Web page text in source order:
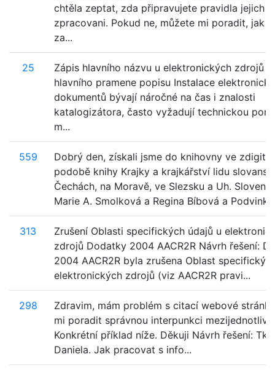
chtěla zeptat, zda připravujete pravidla jejich
zpracovani. Pokud ne, můžete mi poradit, jak
za...
25
Zápis hlavního názvu u elektronických zdrojů -
hlavního pramene popisu Instalace
dokumentů bývají náročné na čas i znalosti
katalogizátora, často vyžadují technickou
m...
559
Dobrý den, získali jsme do knihovny ve
podobě knihy Krajky a krajkářství lidu
Čechách, na Moravě, ve Slezsku a Uh.
Marie A. Smolková a Regina Bíbová a Podvink...
313
Zrušení Oblasti specifických údajů u
zdrojů Dodatky 2004 AACR2R Návrh řešení:
2004 AACR2R byla zrušena Oblast
elektronických zdrojů (viz AACR2R pravi...
298
Zdravim, mám problém s citací webové
mi poradit správnou interpunkci
Konkrétní příklad níže. Děkuji Návrh řešení:
Daniela. Jak pracovat s info...